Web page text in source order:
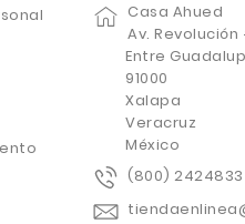
Casa Ahued
Av.
Entre
91000
Xalapa
Veracruz
México
(800) 2424833